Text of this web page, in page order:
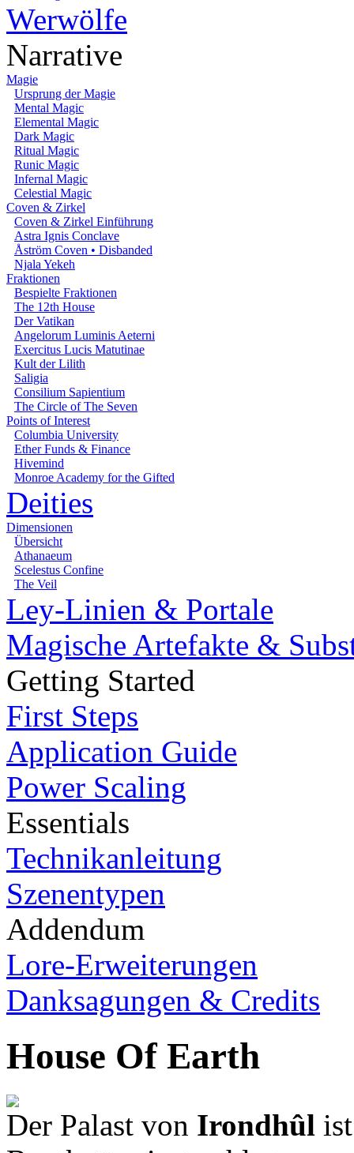
Werwölfe
Narrative
Magie
Ursprung der Magie
Mental Magic
Elemental Magic
Dark Magic
Ritual Magic
Runic Magic
Infernal Magic
Celestial Magic
Coven & Zirkel
Coven & Zirkel Einführung
Astra Ignis Conclave
Åström Coven • Disbanded
Njala Yekeh
Fraktionen
Bespielte Fraktionen
The 12th House
Der Vatikan
Angelorum Luminis Aeterni
Exercitus Lucis Matutinae
Kult der Lilith
Saligia
Consilium Sapientium
The Circle of The Seven
Points of Interest
Columbia University
Ether Funds & Finance
Hivemind
Monroe Academy for the Gifted
Deities
Dimensionen
Übersicht
Athanaeum
Scelestus Confine
The Veil
Ley-Linien & Portale
Magische Artefakte &
Getting Started
First Steps
Application Guide
Power Scaling
Essentials
Technikanleitung
Szenentypen
Addendum
Lore-Erweiterungen
Danksagungen & Credits
House Of Earth
Der Palast von Irondhûl